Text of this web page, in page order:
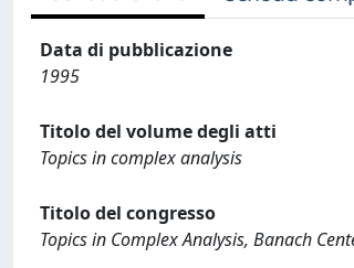
Data di pubblicazione
1995
Titolo del volume degli atti
Topics in complex analysis
Titolo del congresso
Topics in Complex Analysis, Banach